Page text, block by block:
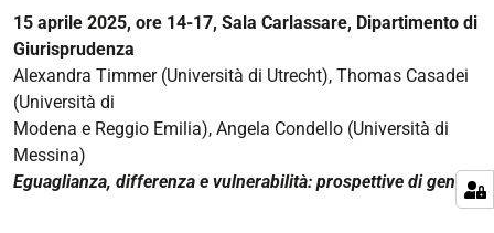
Dipartimento
di
Studi
Umanistici
15 aprile 2025, ore 14-17, Sala Carlassare, Dipartimento di
Giurisprudenza
Alexandra Timmer (Università di Utrecht), Thomas Casadei
(Università di
Modena e Reggio Emilia), Angela Condello (Università di
Messina)
Eguaglianza, differenza e vulnerabilità: prospettive di genere